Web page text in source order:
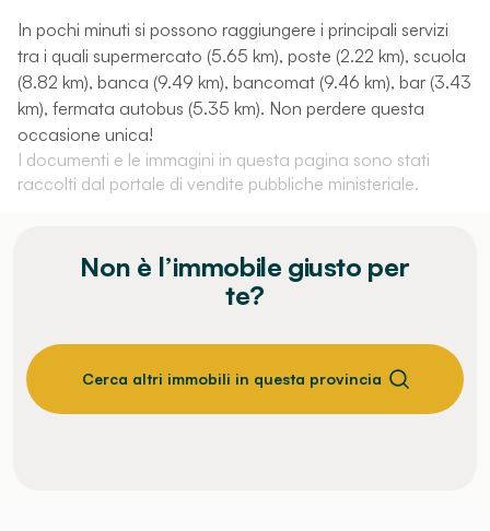
In pochi minuti si possono raggiungere i principali servizi
tra i quali supermercato (5.65 km), poste (2.22 km), scuola
(8.82 km), banca (9.49 km), bancomat (9.46 km), bar (3.43
km), fermata autobus (5.35 km). Non perdere questa
occasione unica!
I documenti e le immagini in questa pagina sono stati
raccolti dal portale di vendite pubbliche ministeriale.
Non è l’immobile giusto per
te?
Cerca altri immobili in questa provincia